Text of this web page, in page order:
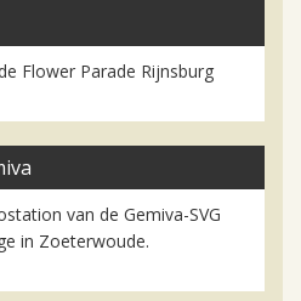
Flower Parade Rijnsburg
van de Gemiva-SVG
in Zoeterwoude.